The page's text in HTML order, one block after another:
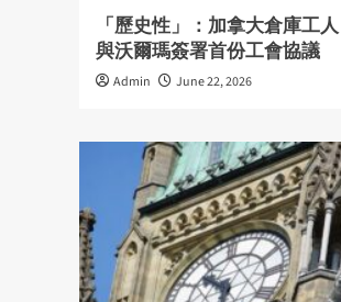
「歷史性」：加拿大倉庫工人
與沃爾瑪簽署首份工會協議
Admin June 22, 2026